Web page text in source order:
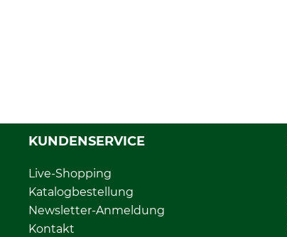
KUNDENSERVICE
Live-Shopping
Katalogbestellung
Newsletter-Anmeldung
Kontakt